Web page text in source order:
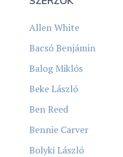
Allen White
Bacsó Benjámin
Balog Miklós
Beke László
Ben Reed
Bennie Carver
Bolyki László